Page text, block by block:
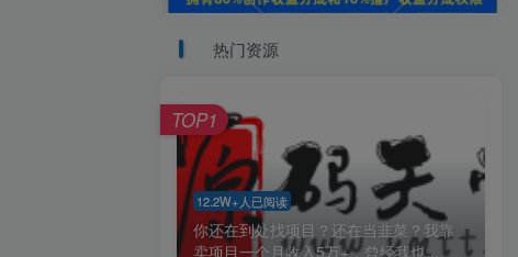
热门资源
12.2W+人已阅读
你还在到处找项目？还在当韭菜？我靠
卖项目一个月收入5万+，曾经我也...
TOP1